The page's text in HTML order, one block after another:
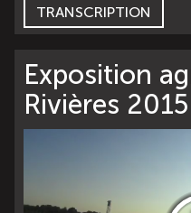
TRANSCRIPTION
Exposition
Rivières 2015